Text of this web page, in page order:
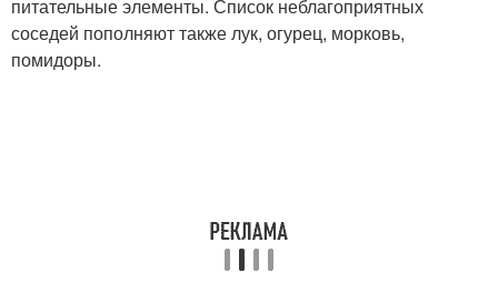
питательные элементы. Список неблагоприятных
соседей пополняют также лук, огурец, морковь,
помидоры.